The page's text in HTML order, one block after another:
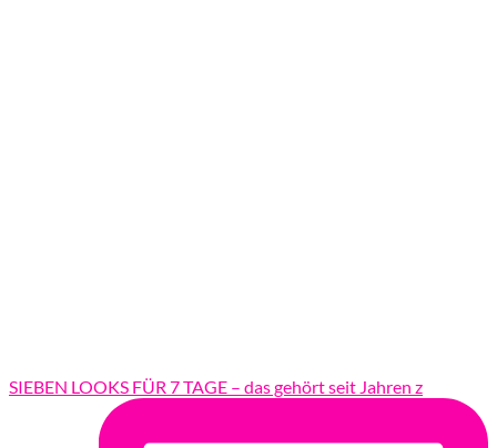
SIEBEN LOOKS FÜR 7 TAGE – das gehört seit Jahren z